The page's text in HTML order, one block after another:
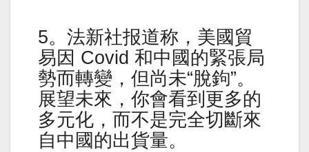
5。法新社报道称，美國貿
易因 Covid 和中國的緊張局
勢而轉變，但尚未“脫鉤”。
展望未來，你會看到更多的
多元化，而不是完全切斷來
自中國的出貨量。